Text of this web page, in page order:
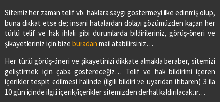
Sitemiz her zaman telif vb. haklara saygı göstermeyi ilke edinmiş olup,
buna dikkat etse de; insani hatalardan dolayı gözümüzden kaçan her
türlü telif ve hak ihlali gibi durumlarda bildirileriniz, görüş-öneri ve
şikayetleriniz için bize buradan mail atabilirsiniz…
Her türlü görüş-öneri ve şikayetinizi dikkate almakla beraber, sitemizi
geliştirmek için çaba göstereceğiz… Telif ve hak bildirimi içeren
içerikler tespit edilmesi halinde (ilgili bildiri ve uyarıdan itibaren) 3 ila
10 gün içinde ilgili içerik/içerikler sitemizden derhal kaldırılacaktır…